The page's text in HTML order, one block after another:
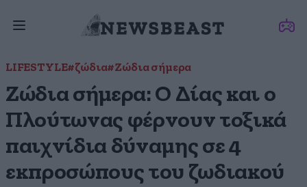
LIFESTYLE#ζώδια#Ζώδια σήμερα
Ζώδια σήμερα: Ο Δίας και ο
Πλούτωνας φέρνουν τοξικά
παιχνίδια δύναμης σε 4
εκπροσώπους του ζωδιακού